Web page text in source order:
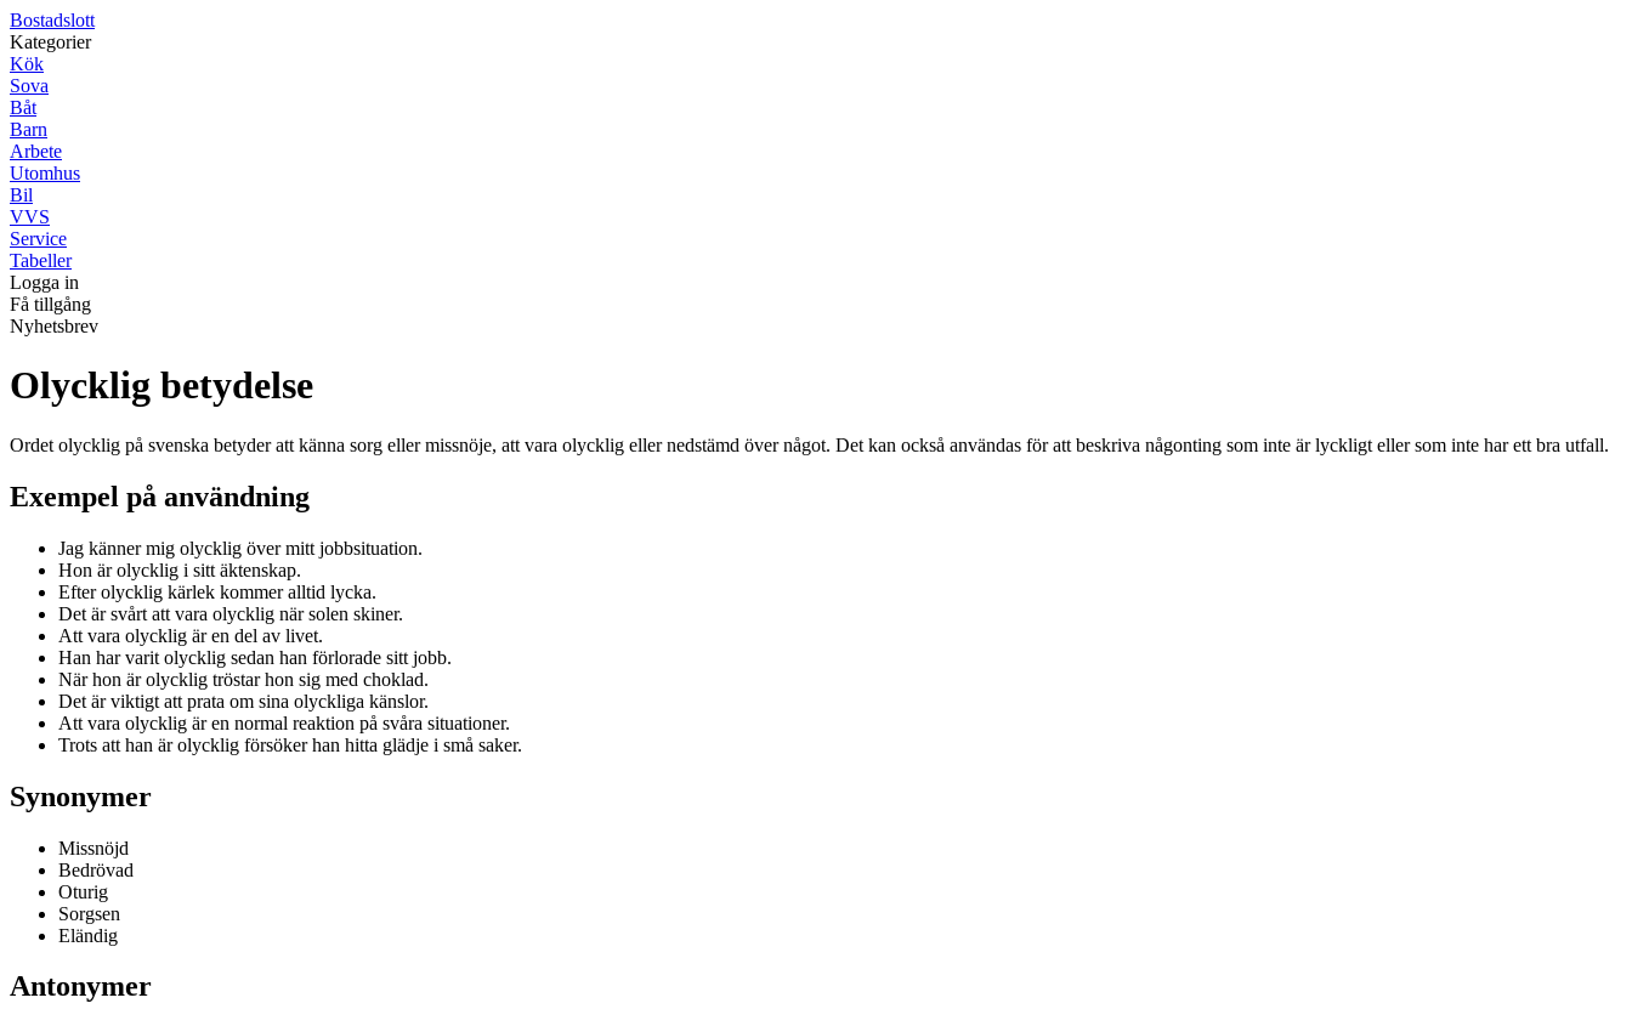
Bostadslott
Kategorier
Kök
Sova
Båt
Barn
Arbete
Utomhus
Bil
VVS
Service
Tabeller
Logga in
Få tillgång
Nyhetsbrev
Olycklig betydelse
Ordet olycklig på svenska betyder att känna sorg eller missnöje, att vara olycklig eller nedstämd över något. Det kan också användas för att beskriva någonting som inte är lyckligt eller som inte har ett bra utfall.
Exempel på användning
Jag känner mig olycklig över mitt jobbsituation.
Hon är olycklig i sitt äktenskap.
Efter olycklig kärlek kommer alltid lycka.
Det är svårt att vara olycklig när solen skiner.
Att vara olycklig är en del av livet.
Han har varit olycklig sedan han förlorade sitt jobb.
När hon är olycklig tröstar hon sig med choklad.
Det är viktigt att prata om sina olyckliga känslor.
Att vara olycklig är en normal reaktion på svåra situationer.
Trots att han är olycklig försöker han hitta glädje i små saker.
Synonymer
Missnöjd
Bedrövad
Oturig
Sorgsen
Eländig
Antonymer